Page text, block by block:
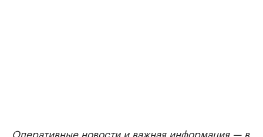
Оперативные новости и важная информация — в